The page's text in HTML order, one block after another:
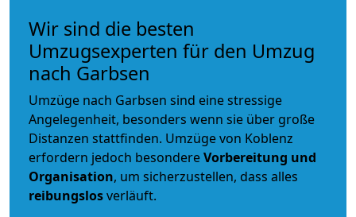
Wir sind die besten
Umzugsexperten für den Umzug
nach Garbsen
Umzüge nach Garbsen sind eine stressige
Angelegenheit, besonders wenn sie über große
Distanzen stattfinden. Umzüge von Koblenz
erfordern jedoch besondereVorbereitung und
Organisation, um sicherzustellen, dass alles
reibungslosverläuft.